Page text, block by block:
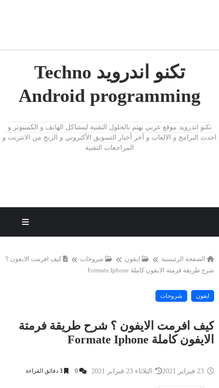
تكنو اندرويد Techno
Android programming
تكنو اندرويد موقع عربي يهتم بالحلول التقنية لمشاكل الهاتف و الكمبيوتر و
احدث البرامج و الالعاب و آخر أخبار التسويق الأكتروني و الربح من الانترنت و
المراجعات التقنية
الصفحة الرئيسية ايفون شروحات
كيف افرمت الايفون ؟
شرح طريقة فرمتة الايفون كاملة Formate Iphone
ايفون شروحات
كيف افرمت الايفون ؟ شرح طريقة فرمتة
الايفون كاملة Formate Iphone
الثلاثاء 23 فبراير 2021 0
3 دقائق القراءة